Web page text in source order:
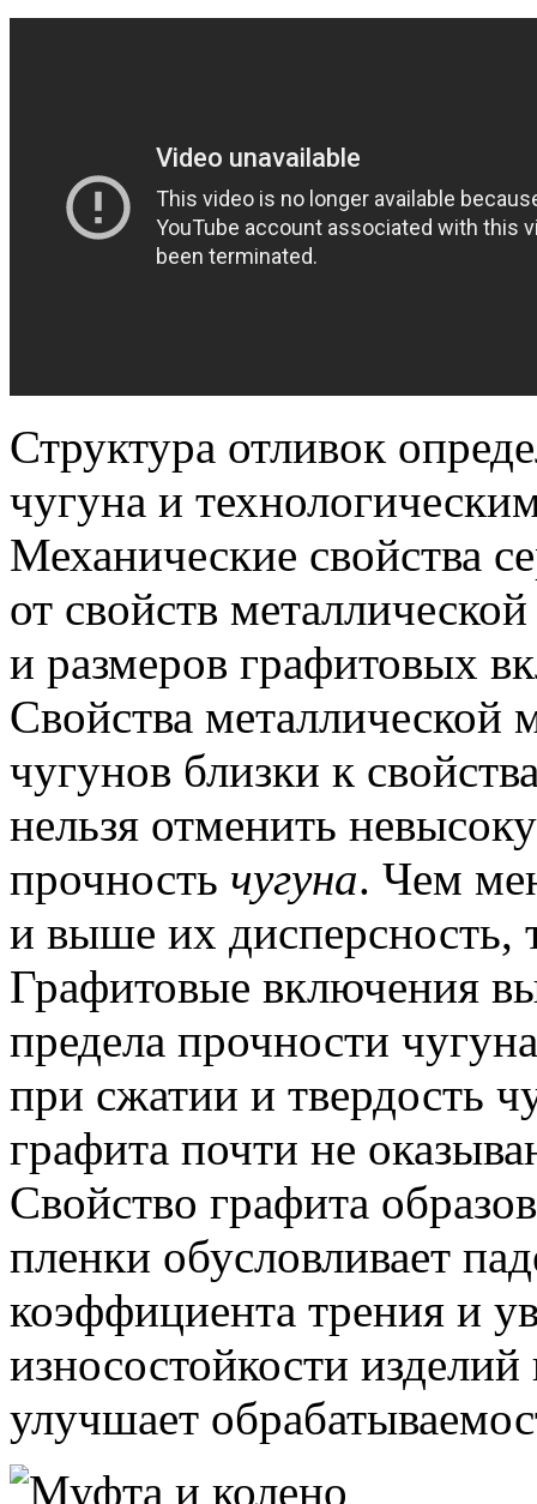
Структура отливок
чугуна и
Механические свойства
от свойств
и размеров графитовых
Свойства металлической
чугунов близки к
нельзя отменить
прочность чугуна. Чем
и выше их
Графитовые включения
предела прочности
при сжатии и твердость
графита почти не
Свойство графита
пленки обусловливает
коэффициента трения и
износостойкости изделий
улучшает